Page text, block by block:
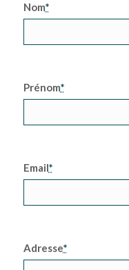
Nom*
Prénom*
Email*
Adresse*